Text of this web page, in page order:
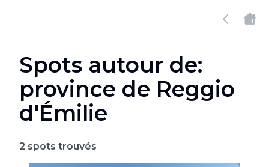
Spots autour de:
province de Reggio
d'Émilie
2 spots trouvés